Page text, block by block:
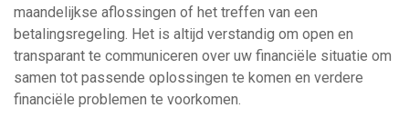
maandelijkse aflossingen of het treffen van een
betalingsregeling. Het is altijd verstandig om open en
transparant te communiceren over uw financiële situatie om
samen tot passende oplossingen te komen en verdere
financiële problemen te voorkomen.